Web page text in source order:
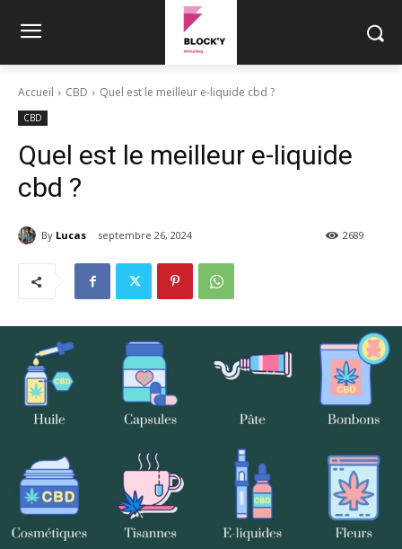
Accueil CBD Quel est le meilleur e-liquide cbd ?
CBD
Quel est le meilleur e-liquide
cbd ?
By Lucas septembre 26, 2024 2689